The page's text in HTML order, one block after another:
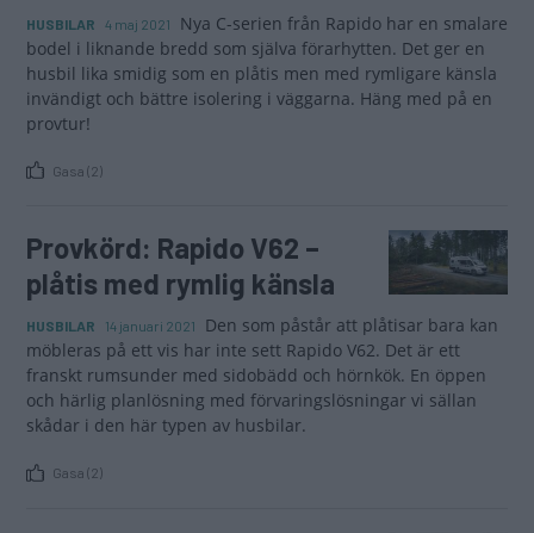
HUSBILAR 4 maj 2021
Nya C-serien från Rapido har en smalare
bodel i liknande bredd som själva förarhytten. Det ger en
husbil lika smidig som en plåtis men med rymligare känsla
invändigt och bättre isolering i väggarna. Häng med på en
provtur!
Gasa (2)
Provkörd: Rapido V62 –
plåtis med rymlig känsla
HUSBILAR 14 januari 2021
Den som påstår att plåtisar bara kan
möbleras på ett vis har inte sett Rapido V62. Det är ett
franskt rumsunder med sidobädd och hörnkök. En öppen
och härlig planlösning med förvaringslösningar vi sällan
skådar i den här typen av husbilar.
Gasa (2)